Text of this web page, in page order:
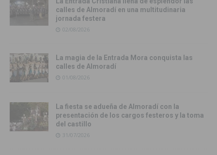
calles de Almoradí en una multitudinaria
jornada festera
02/08/2026
La magia de la Entrada Mora conquista las
calles de Almoradí
01/08/2026
La fiesta se adueña de Almoradí con la
presentación de los cargos festeros y la toma
del castillo
31/07/2026